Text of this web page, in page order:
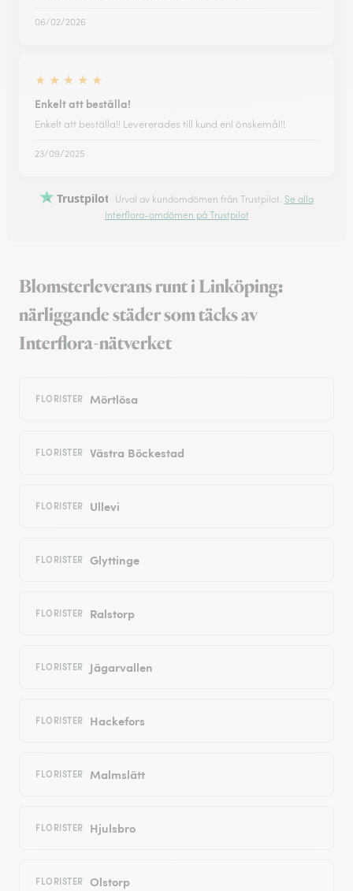
06/02/2026
★ ★ ★ ★ ★
Enkelt att beställa!
Enkelt att beställa!! Levererades till kund enl önskemål!!
23/09/2025
Trustpilot Urval av kundomdömen från Trustpilot. Se alla
Interflora-omdömen på Trustpilot
Blomsterleverans runt i Linköping:
närliggande städer som täcks av
Interflora-nätverket
FLORISTER Mörtlösa
FLORISTER Västra Böckestad
FLORISTER Ullevi
FLORISTER Glyttinge
FLORISTER Ralstorp
FLORISTER Jägarvallen
FLORISTER Hackefors
FLORISTER Malmslätt
FLORISTER Hjulsbro
FLORISTER Olstorp